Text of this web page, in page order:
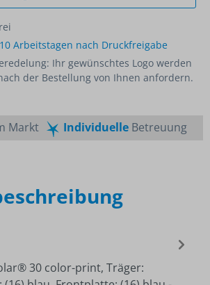
Arbeitstagen nach Druckfreigabe
Ihr gewünschtes Logo werden
der Bestellung von Ihnen anfordern.
Markt IndividuelleBetreuung
30 color-print, Träger: